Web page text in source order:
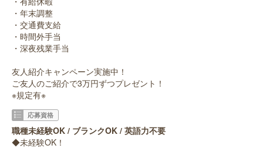
・年末調整
・交通費支給
・時間外手当
・深夜残業手当
友人紹介キャンペーン実施中！
ご友人のご紹介で3万円ずつプレゼント！
※規定有※
応募資格
職種未経験OK / ブランクOK / 英語力不要
◆未経験OK！